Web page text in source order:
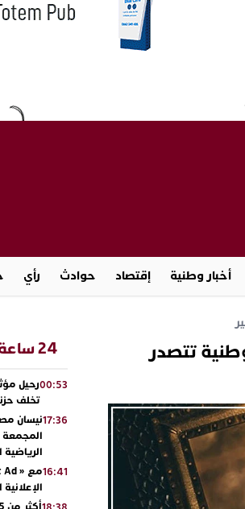
أخبار وطنية إقتصاد حوادث رأي
تتصدر
24 ساعة
00:53رحيل
تخلف
17:36نيسان
المجمعة
16:41